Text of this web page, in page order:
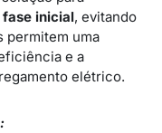
inicial, evitando
permitem uma
e a
elétrico.